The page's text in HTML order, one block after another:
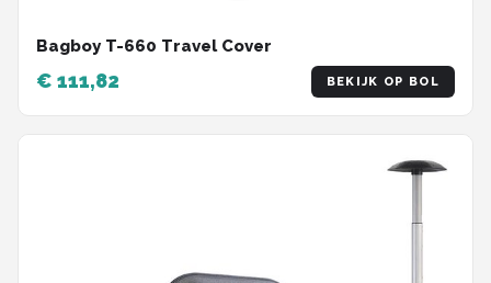
Bagboy T-660 Travel Cover
€ 111,82 BEKIJK OP BOL